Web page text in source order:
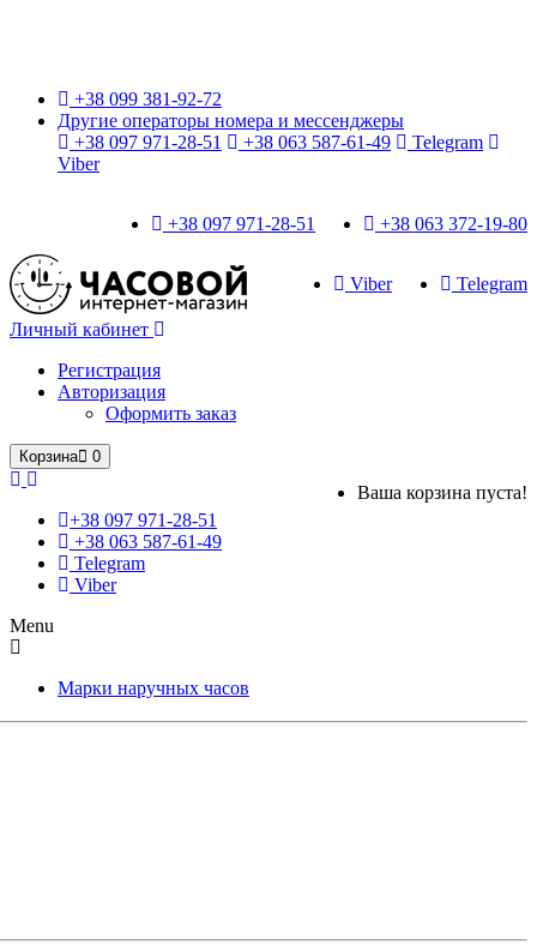
+38 099 381-92-72
Другие операторы номера и мессенджеры
+38 097 971-28-51
+38 063 587-61-49
Telegram
Viber
+38 063 372-19-80
+38 097 971-28-51
Telegram
Viber
Личный кабинет
Регистрация
Авторизация
Оформить заказ
Корзина 0
Ваша корзина пуста!
+38 097 971-28-51
+38 063 587-61-49
Telegram
Viber
Menu
Марки наручных часов